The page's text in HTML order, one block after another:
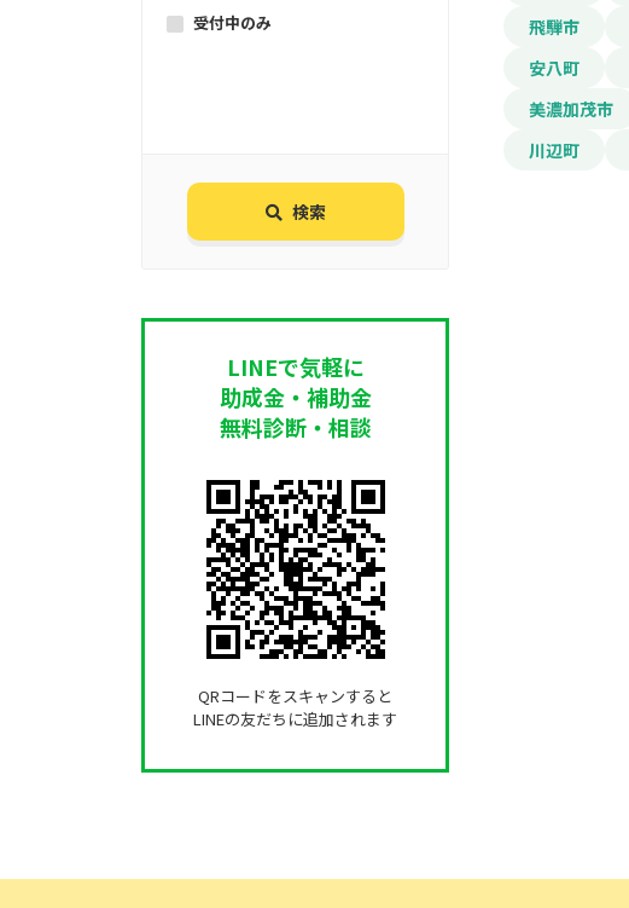
受付中のみ
検索
LINEで気軽に
助成金・補助金
無料診断・相談
QRコードをスキャンすると
LINEの友だちに追加されます
飛騨市
安八町
美濃加茂市
川辺町